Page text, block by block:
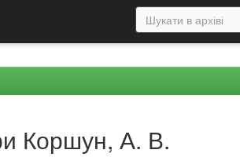
Коршун, А. В.